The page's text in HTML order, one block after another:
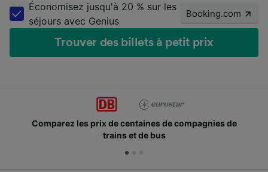
Économisez jusqu'à 20 % sur les
séjours avec Genius
Booking.com
Trouver des billets à petit prix
les prix de centaines de compagnies de
trains et de bus
Des